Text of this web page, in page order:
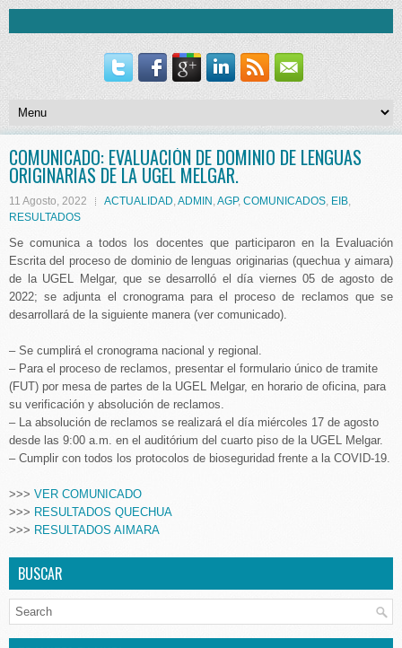
COMUNICADO: EVALUACIÓN DE DOMINIO DE LENGUAS
ORIGINARIAS DE LA UGEL MELGAR.
11 Agosto, 2022 ACTUALIDAD,ADMIN ,AGP, COMUNICADOS, EIB,
RESULTADOS
Se comunica a todos los docentes que participaron en la Evaluación
Escrita del proceso de dominio de lenguas originarias (quechua y aimara)
de la UGEL Melgar, que se desarrolló el día viernes 05 de agosto de
2022; se adjunta el cronograma para el proceso de reclamos que se
desarrollará de la siguiente manera (ver comunicado).
– Se cumplirá el cronograma nacional y regional.
– Para el proceso de reclamos, presentar el formulario único de tramite
(FUT) por mesa de partes de la UGEL Melgar, en horario de oficina, para
su verificación y absolución de reclamos.
– La absolución de reclamos se realizará el día miércoles 17 de agosto
desde las 9:00 a.m. en el auditórium del cuarto piso de la UGEL Melgar.
– Cumplir con todos los protocolos de bioseguridad frente a la COVID-19.
>>> VER COMUNICADO
>>> RESULTADOS QUECHUA
>>> RESULTADOS AIMARA
BUSCAR